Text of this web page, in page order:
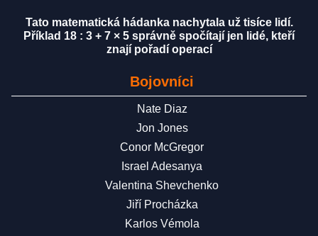
Tato matematická hádanka nachytala už tisíce lidí.
Příklad 18 : 3 + 7 × 5 správně spočítají jen lidé, kteří
znají pořadí operací
Bojovníci
Nate Diaz
Jon Jones
Conor McGregor
Israel Adesanya
Valentina Shevchenko
Jiří Procházka
Karlos Vémola